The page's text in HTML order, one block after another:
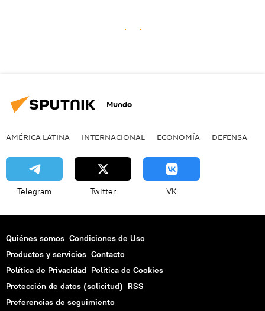
Mundo
AMÉRICA LATINA INTERNACIONAL ECONOMÍA DEFENSA
Telegram Twitter VK
Quiénes somos Condiciones de Uso
Productos y servicios Contacto
Política de Privacidad Politica de Cookies
Protección de datos (solicitud) RSS
Preferencias de seguimiento